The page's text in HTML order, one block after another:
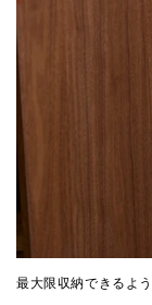
最大限収納できるよ